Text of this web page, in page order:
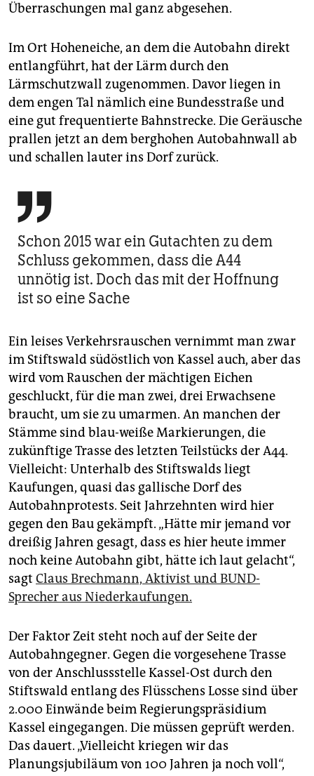
Überraschungen mal ganz abgesehen.
Im Ort Hoheneiche, an dem die Autobahn direkt
entlangführt, hat der Lärm durch den
Lärmschutzwall zugenommen. Davor liegen in
dem engen Tal nämlich eine Bundesstraße und
eine gut frequentierte Bahnstrecke. Die Geräusche
prallen jetzt an dem berghohen Autobahnwall ab
und schallen lauter ins Dorf zurück.

Schon 2015 war ein Gutachten zu dem
Schluss gekommen, dass die A44
unnötig ist. Doch das mit der Hoffnung
ist so eine Sache
Ein leises Verkehrsrauschen vernimmt man zwar
im Stiftswald südöstlich von Kassel auch, aber das
wird vom Rauschen der mächtigen Eichen
geschluckt, für die man zwei, drei Erwachsene
braucht, um sie zu umarmen. An manchen der
Stämme sind blau-weiße Markierungen, die
zukünftige Trasse des letzten Teilstücks der A44.
Vielleicht: Unterhalb des Stiftswalds liegt
Kaufungen, quasi das gallische Dorf des
Autobahnprotests. Seit Jahrzehnten wird hier
gegen den Bau gekämpft. „Hätte mir jemand vor
dreißig Jahren gesagt, dass es hier heute immer
noch keine Autobahn gibt, hätte ich laut gelacht“,
sagt Claus Brechmann, Aktivist und BUND-
Sprecher aus Niederkaufungen.
Der Faktor Zeit steht noch auf der Seite der
Autobahngegner. Gegen die vorgesehene Trasse
von der Anschlussstelle Kassel-Ost durch den
Stiftswald entlang des Flüsschens Losse sind über
2.000 Einwände beim Regierungspräsidium
Kassel eingegangen. Die müssen geprüft werden.
Das dauert. „Vielleicht kriegen wir das
Planungsjubiläum von 100 Jahren ja noch voll“,